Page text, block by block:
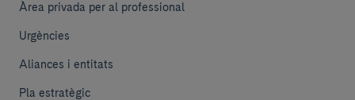
Àrea privada per al professional
Urgències
Aliances i entitats
Pla estratègic